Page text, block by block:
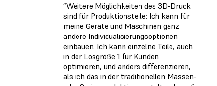
“Weitere Möglichkeiten des 3D-Druck
sind für Produktionsteile: Ich kann für
meine Geräte und Maschinen ganz
andere Individualisierungsoptionen
einbauen. Ich kann einzelne Teile, auch
in der Losgröße 1 für Kunden
optimieren, und anders differenzieren,
als ich das in der traditionellen Massen-